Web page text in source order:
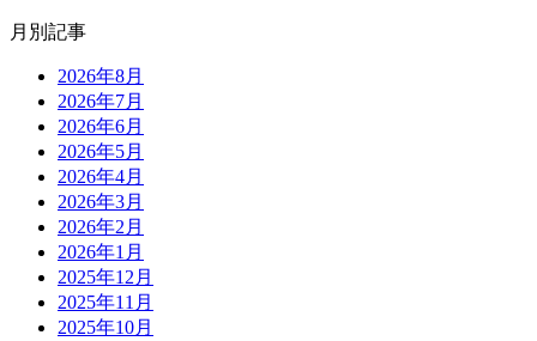
月別記事
2026年8月
2026年7月
2026年6月
2026年5月
2026年4月
2026年3月
2026年2月
2026年1月
2025年12月
2025年11月
2025年10月